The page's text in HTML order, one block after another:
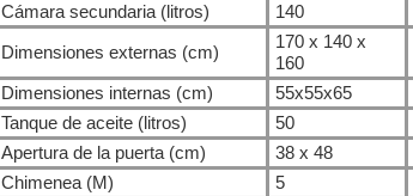
Cámara secundaria (litros)
140
Dimensiones externas (cm)
170 x 140 x
160
Dimensiones internas (cm)
55x55x65
Tanque de aceite (litros)
50
Apertura de la puerta (cm)
38 x 48
Chimenea (M)
5